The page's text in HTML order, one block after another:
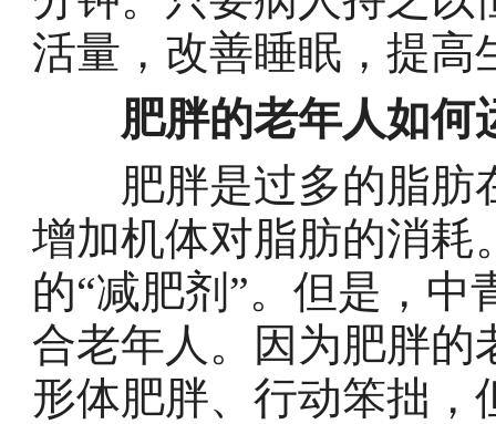
活量，改善睡眠，提高
肥胖的老年人如何
肥胖是过多的脂肪
增加机体对脂肪的消耗
的“减肥剂”。但是，
合老年人。因为肥胖的
形体肥胖、行动笨拙